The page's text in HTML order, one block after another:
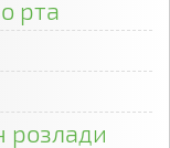
рта
розлади